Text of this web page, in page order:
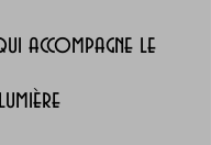
accompagne le